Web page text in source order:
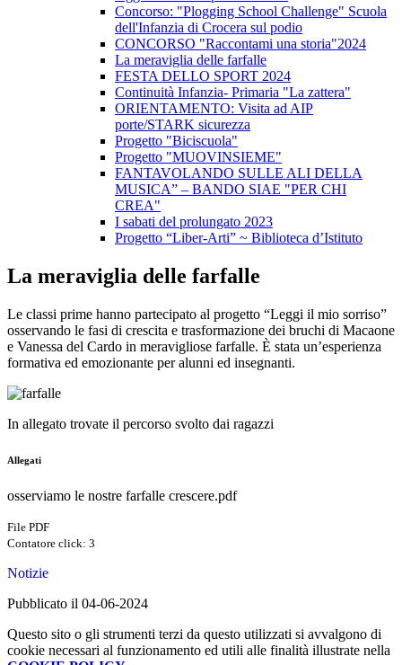
Concorso: "Plogging School Challenge" Scuola
dell'Infanzia di Crocera sul podio
CONCORSO "Raccontami una storia"2024
La meraviglia delle farfalle
FESTA DELLO SPORT 2024
Continuità Infanzia- Primaria "La zattera"
ORIENTAMENTO: Visita ad AIP
porte/STARK sicurezza
Progetto "Biciscuola"
Progetto "MUOVINSIEME"
FANTAVOLANDO SULLE ALI DELLA
MUSICA” – BANDO SIAE "PER CHI
CREA"
I sabati del prolungato 2023
Progetto “Liber-Arti” ~ Biblioteca d’Istituto
La meraviglia delle farfalle
Le classi prime hanno partecipato al progetto “Leggi il mio sorriso”
osservando le fasi di crescita e trasformazione dei bruchi di Macaone
e Vanessa del Cardo in meravigliose farfalle. È stata un’esperienza
formativa ed emozionante per alunni ed insegnanti.
In allegato trovate il percorso svolto dai ragazzi
Allegati
osserviamo le nostre farfalle crescere.pdf
File PDF
Contatore click: 3
Notizie
Pubblicato il 04-06-2024
Questo sito o gli strumenti terzi da questo utilizzati si avvalgono di
cookie necessari al funzionamento ed utili alle finalità illustrate nella